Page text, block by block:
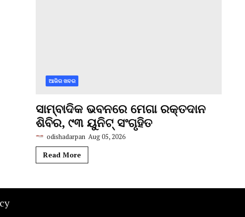
ଆଜିର ଖବର
ସାମ୍ବାଦିକ ଭବନରେ ମେଗା ରକ୍ତଦାନ
ଶିବିର, ୯୩ ୟୁନିଟ୍ ସଂଗୃହିତ
odishadarpan Aug 05, 2026
Read More